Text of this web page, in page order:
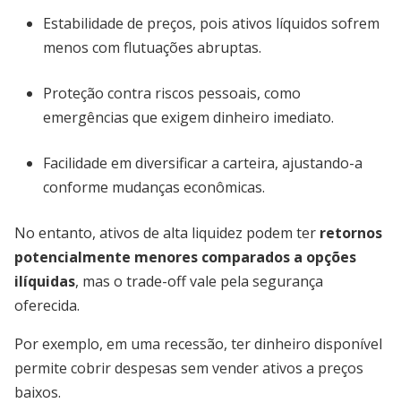
Estabilidade de preços, pois ativos líquidos sofrem
menos com flutuações abruptas.
Proteção contra riscos pessoais, como
emergências que exigem dinheiro imediato.
Facilidade em diversificar a carteira, ajustando-a
conforme mudanças econômicas.
No entanto, ativos de alta liquidez podem ter retornos
potencialmente menores comparados a opções
ilíquidas, mas o trade-off vale pela segurança
oferecida.
Por exemplo, em uma recessão, ter dinheiro disponível
permite cobrir despesas sem vender ativos a preços
baixos.